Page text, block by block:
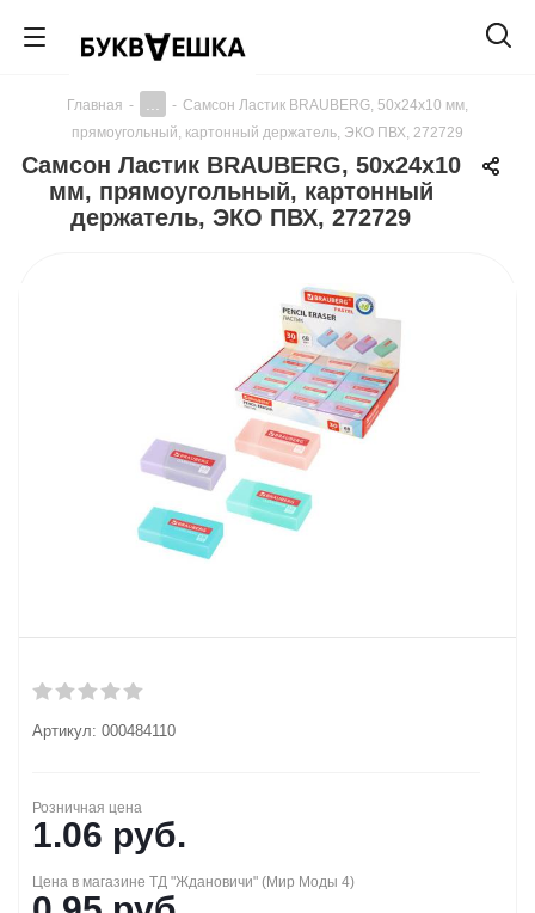
Главная - - Самсон Ластик BRAUBERG, 50х24х10 мм,
прямоугольный, картонный держатель, ЭКО ПВХ, 272729
Самсон Ластик BRAUBERG, 50х24х10
мм, прямоугольный, картонный
держатель, ЭКО ПВХ, 272729
Артикул: 000484110
Розничная цена
1.06 руб.
Цена в магазине ТД "Ждановичи" (Мир Моды 4)